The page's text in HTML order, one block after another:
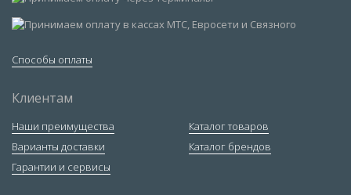
Способы оплаты
Клиентам
Наши преимущества
Варианты доставки
Гарантии и сервисы
Каталог товаров
Каталог брендов